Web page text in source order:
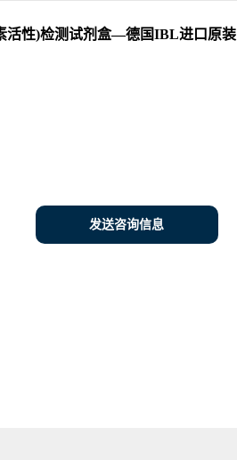
活性)检测试剂盒—德国IBL进口原装
发送咨询信息